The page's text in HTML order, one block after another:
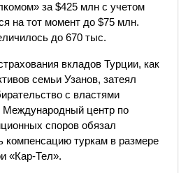
за $425 млн с учетом
на тот момент до $75 млн.
до 670 тыс.
вкладов Турции, как
семьи Узанов, затеял
с властями
Международный центр по
споров обязал
компенсацию туркам в размере
«Кар-Тел».